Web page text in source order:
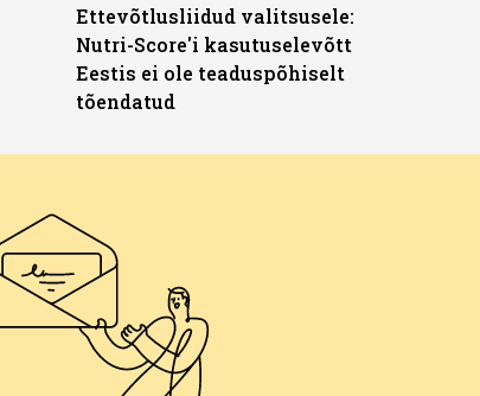
Ettevõtlusliidud valitsusele:
Nutri-Score'i kasutuselevõtt
Eestis ei ole teaduspõhiselt
tõendatud